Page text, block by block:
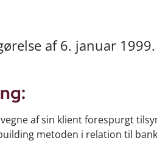
af 6. januar 1999.
af sin klient forespurgt
metoden i relation til